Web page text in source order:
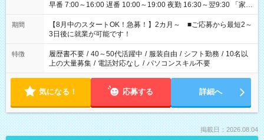
早番 7:00～16:00 遅番 10:00～19:00 夜勤 16:30～翌9:30 「家族
と休みを合わせたい」 「余裕を持って夕飯の準備がしたい」
「できれば残業はしたくない」 など、ご希望を教えてください
ね。 ※Wワーク希望の方へ 今ご覧のお仕事で希望する勤務時間
と、もう1つのお仕事の勤務時間。 合計で週40時間を超える場
合は応募できません。
期間
【8月中のスタートOK！急募！】2カ月～ ■ご応募から最短2～
3日後に就業が可能です！
特徴 履歴書不要 / 40～50代活躍中 / 服装自由 / シフト勤務 / 10名以
上の大量募集 / 電話対応なし / パソコンスキル不要
気になる！ 応募する 詳細へ
掲載日：2026.08.04